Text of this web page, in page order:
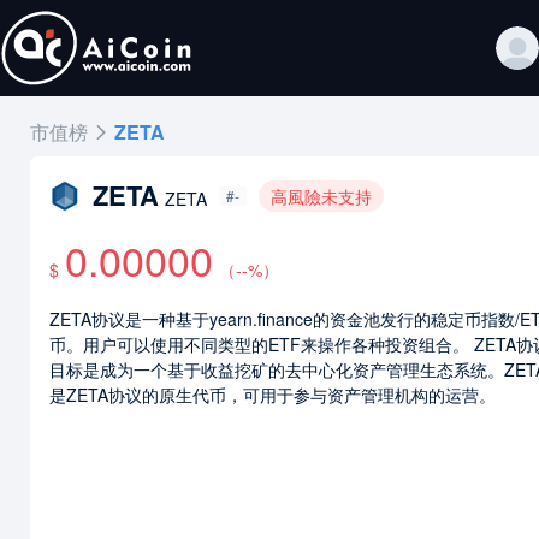
市值榜 ZETA
ZETA ZETA #- 高風險未支持
$ 0.00000 （--%）
ZETA协议是一种基于yearn.finance的资金池发行的稳定币指数/
币。用户可以使用不同类型的ETF来操作各种投资组合。 ZETA协
目标是成为一个基于收益挖矿的去中心化资产管理生态系统。
是ZETA协议的原生代币，可用于参与资产管理机构的运营。